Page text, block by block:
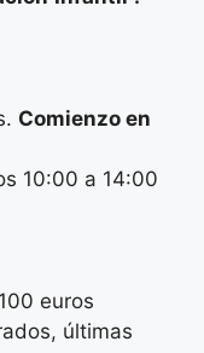
Comienzo en
10:00 a 14:00
euros
últimas